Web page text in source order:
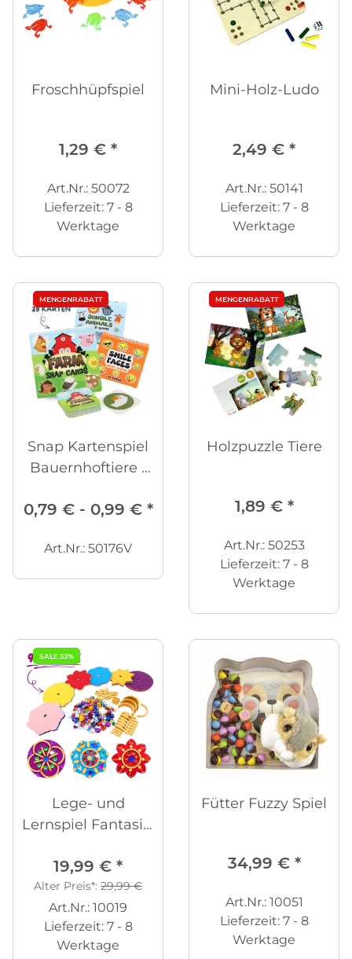
Froschhüpfspiel
1,29 € *
Art.Nr.: 50072
Lieferzeit: 7 - 8
Werktage
Mini-Holz-Ludo
2,49 € *
Art.Nr.: 50141
Lieferzeit: 7 - 8
Werktage
MENGENRABATT
Snap Kartenspiel
Bauernhoftiere -
0,79 € - 0,99 € *
Art.Nr.: 50176V
MENGENRABATT
Holzpuzzle Tiere
1,89 € *
Art.Nr.: 50253
Lieferzeit: 7 - 8
Werktage
SALE 33%
Lege- und
Lernspiel Fantasia,
19,99 € *
Alter Preis*: 29,99 €
Art.Nr.: 10019
Lieferzeit: 7 - 8
Werktage
Fütter Fuzzy Spiel
34,99 € *
Art.Nr.: 10051
Lieferzeit: 7 - 8
Werktage